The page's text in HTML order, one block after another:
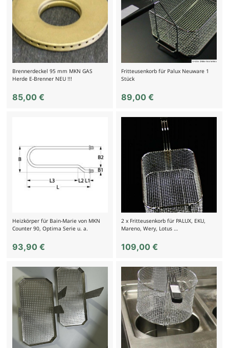
Brennerdeckel 95 mm MKN GAS
Herde E-Brenner NEU !!!
85,00 €
Fritteusenkorb für Palux Neuware 1
Stück
89,00€
Heizkörper für Bain-Marie von MKN
Counter 90, Optima Serie u. a.
93,90 €
2 x Fritteusenkorb für PALUX, EKU,
Mareno, Wery, Lotus …
109,00€